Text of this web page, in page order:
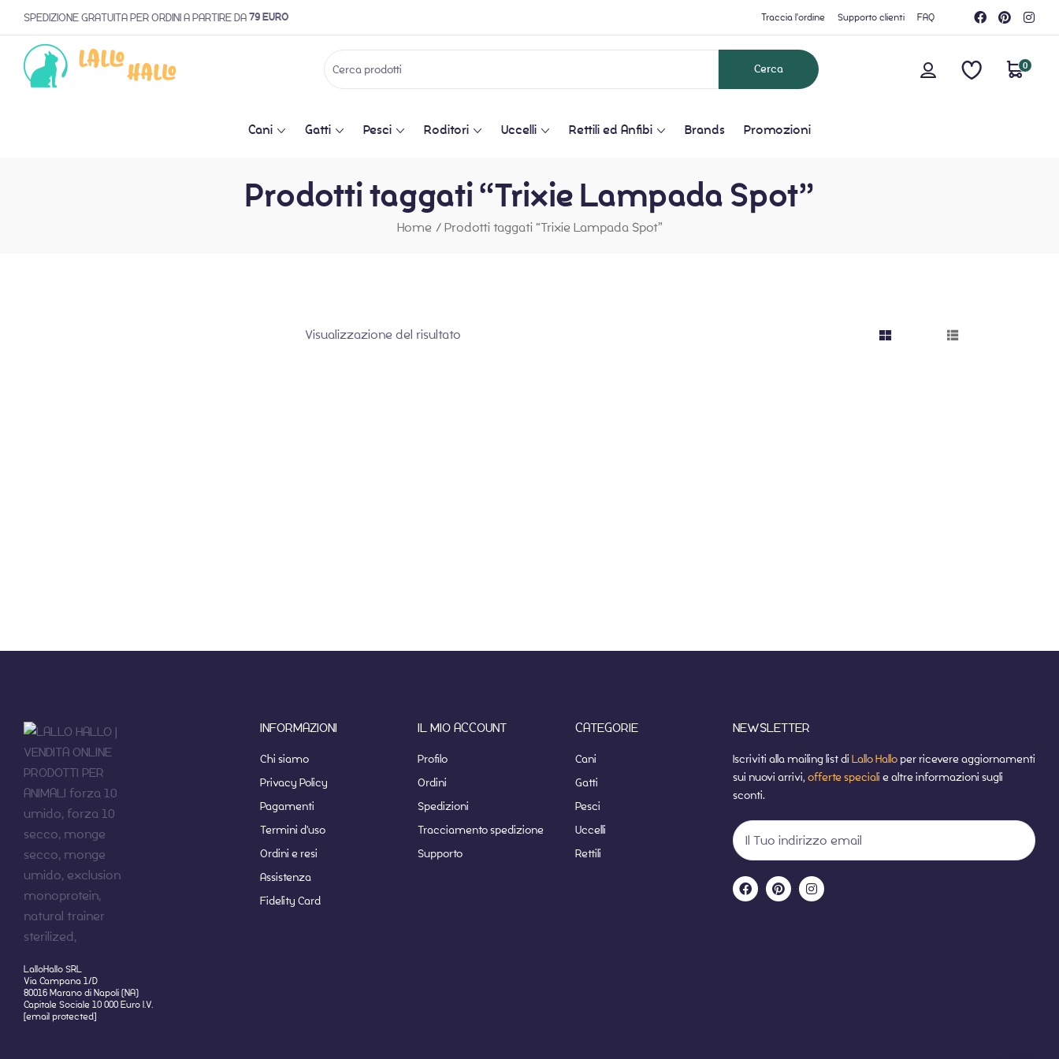
SPEDIZIONE GRATUITA PER ORDINI A PARTIRE DA79 EURO Traccia l'ordine Supporto clienti FAQ
0
Cani Gatti Pesci Roditori Uccelli Rettili ed Anfibi Brands Promozioni
Prodotti taggati “Trixie Lampada Spot”
Home / Prodotti taggati “Trixie Lampada Spot”
Visualizzazione del risultato list button
LalloHallo SRL
Via Campana 1/D
80016 Marano di Napoli (NA)
Capitale Sociale 10 000 Euro I.V.
[email protected]
INFORMAZIONI
Chi siamo
Privacy Policy
Pagamenti
Termini d'uso
Ordini e resi
Assistenza
Fidelity Card
IL MIO ACCOUNT
Profilo
Ordini
Spedizioni
Tracciamento spedizione
Supporto
CATEGORIE
Cani
Gatti
Pesci
Uccelli
Rettili
NEWSLETTER
Iscriviti alla mailing list di Lallo Halloper ricevere aggiornamenti
sui nuovi arrivi,offerte speciali e altre informazioni sugli
sconti.